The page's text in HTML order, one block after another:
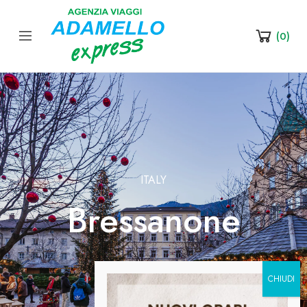
(0)
ITALY
Bressanone